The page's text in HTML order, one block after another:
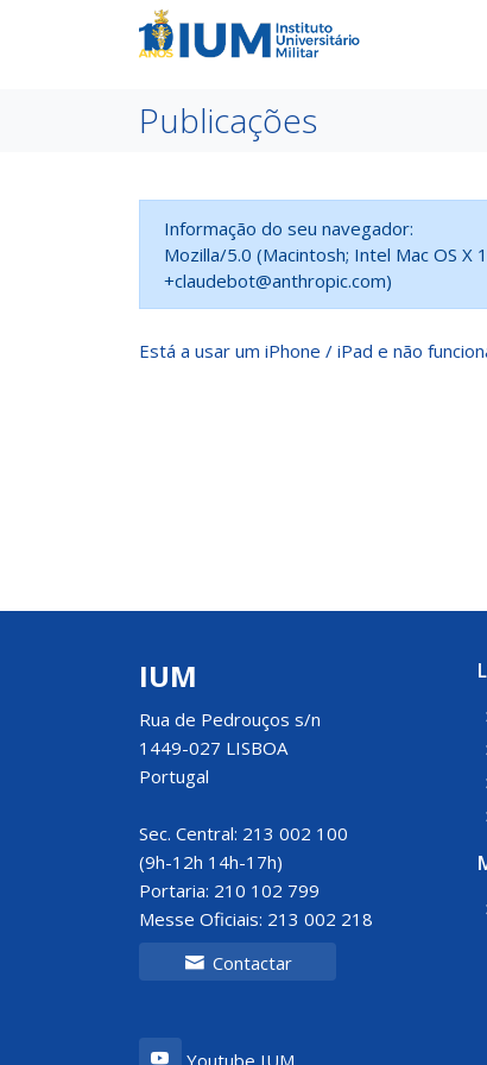
Publicações
Informação do seu navegador:
Mozilla/5.0 (Macintosh; Intel Mac OS
+claudebot@anthropic.com)
Está a usar um iPhone / iPad e não
IUM
Rua de Pedrouços s/n
1449-027 LISBOA
Portugal
Sec. Central: 213 002 100
(9h-12h 14h-17h)
Portaria: 210 102 799
Messe Oficiais: 213 002 218
Contactar
Youtube IUM